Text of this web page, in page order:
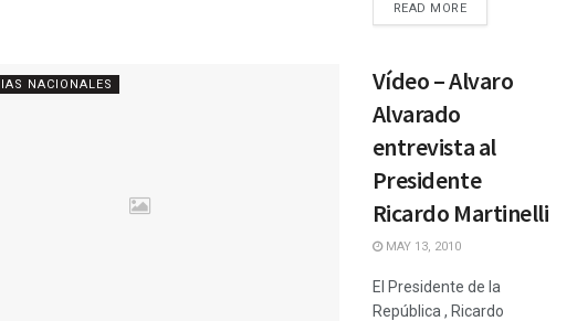
READ MORE
NACIONALES
Vídeo – Alvaro
Alvarado
entrevista al
Presidente
Ricardo Martinelli
MAY 13, 2010
El Presidente de la
República , Ricardo